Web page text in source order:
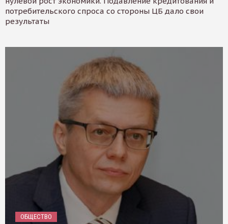
потребительского спроса со стороны ЦБ дало свои
результаты
ОБЩЕСТВО